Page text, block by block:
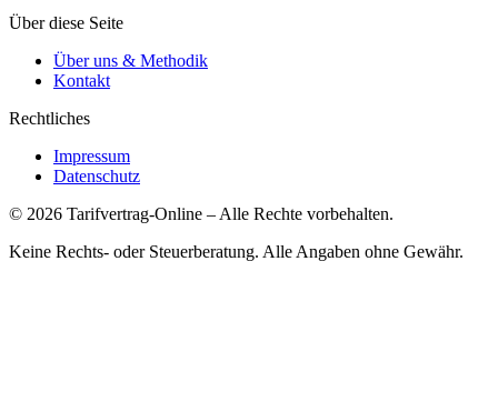
Über diese Seite
Über uns & Methodik
Kontakt
Rechtliches
Impressum
Datenschutz
© 2026 Tarifvertrag-Online – Alle Rechte vorbehalten.
Keine Rechts- oder Steuerberatung. Alle Angaben ohne Gewähr.